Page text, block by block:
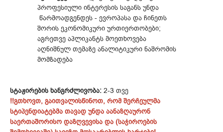
პროფესიული ინტერესის საგანს უნდა
წარმოადგენდეს - ევროპასა და ჩინეთს
შორის ეკონომიკური ურთიერთობები;
აგრეთვე აპლიკანტს მოეთხოვება
აღნიშნულ თემაზე ანალიტიკური ნაშრომის
მომზადება
სტაჟირების ხანგრძლივობა: 2-3 თვე
!!გთხოვთ, გაითვალისწინოთ, რომ შერჩეულმა
სტიპენდიატებმა თავად უნდა აანაზღაურონ
საერთაშორისო დაზღვევისა და (საჭიროების